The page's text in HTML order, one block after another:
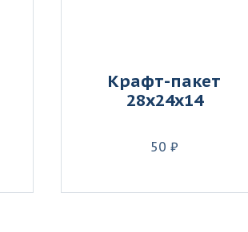
Крафт-пакет
28х24х14
50 ₽